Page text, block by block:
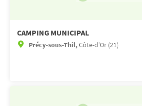
CAMPING MUNICIPAL
Précy-sous-Thil,Côte-d'Or (21)